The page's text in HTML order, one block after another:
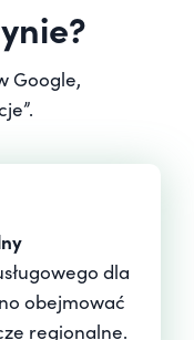
Google,
dla
obejmować
regionalne.